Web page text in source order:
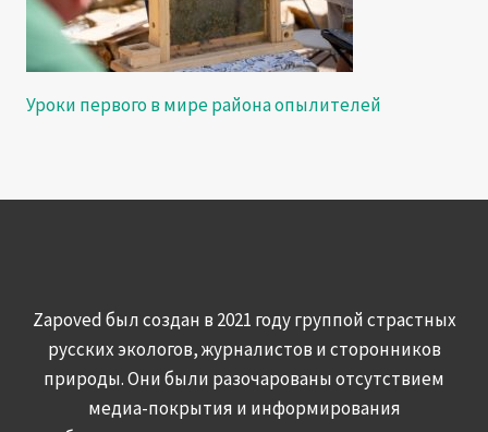
Уроки первого в мире района опылителей
Zapoved был создан в 2021 году группой страстных
русских экологов, журналистов и сторонников
природы. Они были разочарованы отсутствием
медиа-покрытия и информирования